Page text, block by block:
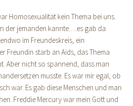
Homosexualität kein Thema bei uns.
der jemanden kannte….es gab da
im Freundeskreis, ein
Freundin starb an Aids, das Thema
Aber nicht so spannend, dass man
musste. Es war mir egal, ob
war. Es gab diese Menschen und man
Freddie Mercury war mein Gott und